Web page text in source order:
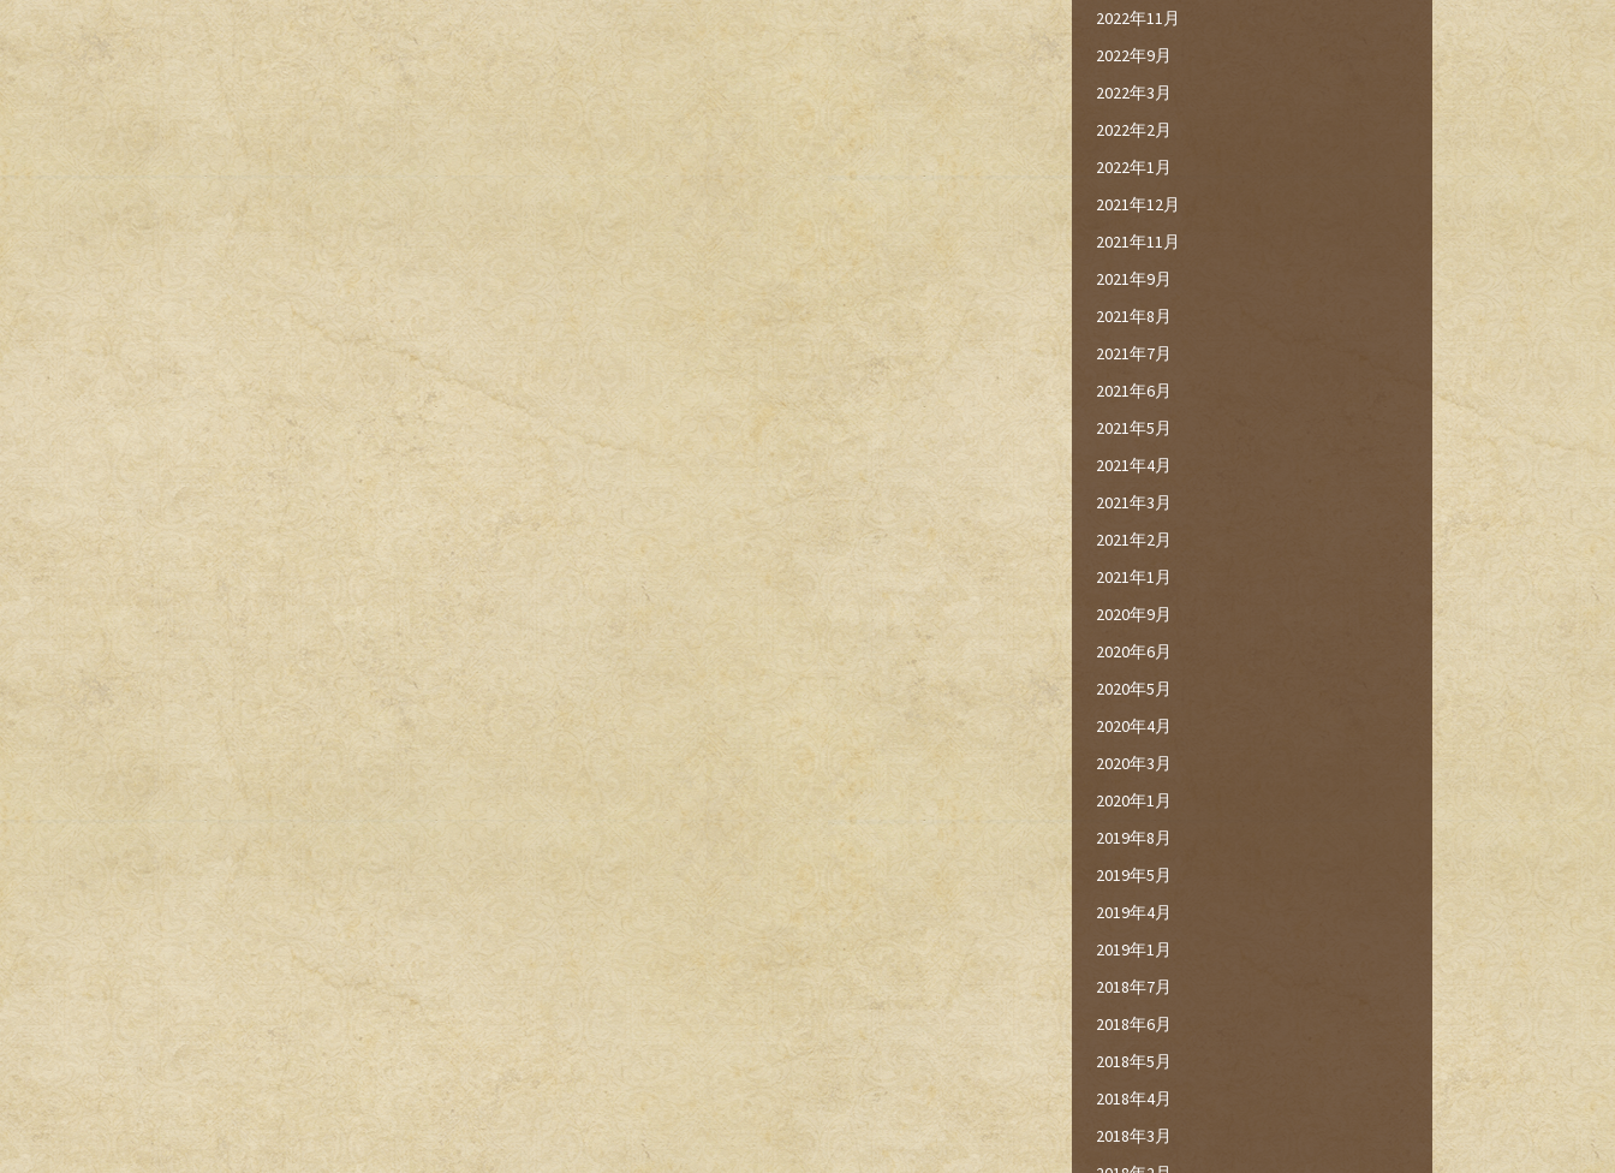
2022年11月
2022年9月
2022年3月
2022年2月
2022年1月
2021年12月
2021年11月
2021年9月
2021年8月
2021年7月
2021年6月
2021年5月
2021年4月
2021年3月
2021年2月
2021年1月
2020年9月
2020年6月
2020年5月
2020年4月
2020年3月
2020年1月
2019年8月
2019年5月
2019年4月
2019年1月
2018年7月
2018年6月
2018年5月
2018年4月
2018年3月